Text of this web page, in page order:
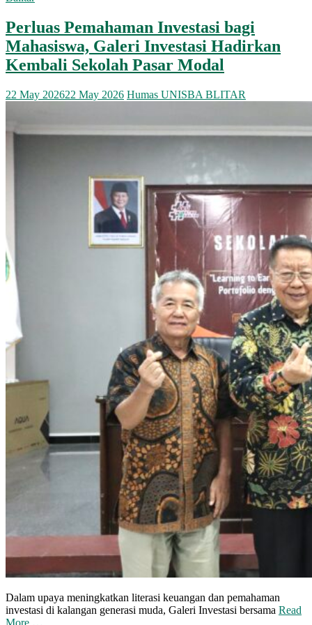
Perluas Pemahaman Investasi bagi
Mahasiswa, Galeri Investasi Hadirkan
Kembali Sekolah Pasar Modal
22 May 202622 May 2026 Humas UNISBA BLITAR
Dalam upaya meningkatkan literasi keuangan dan pemahaman
investasi di kalangan generasi muda, Galeri Investasi bersama Read
More …